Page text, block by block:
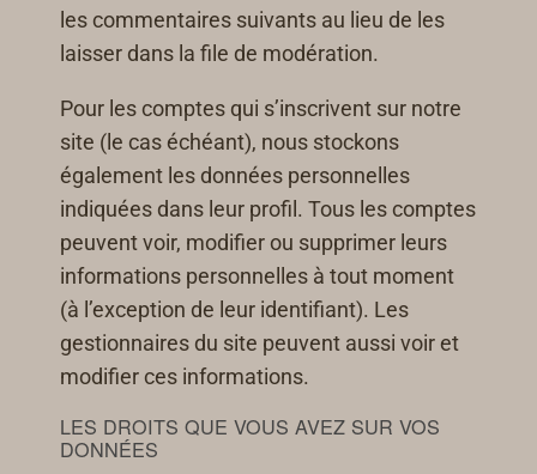
les commentaires suivants au lieu de les
laisser dans la file de modération.
Pour les comptes qui s’inscrivent sur notre
site (le cas échéant), nous stockons
également les données personnelles
indiquées dans leur profil. Tous les comptes
peuvent voir, modifier ou supprimer leurs
informations personnelles à tout moment
(à l’exception de leur identifiant). Les
gestionnaires du site peuvent aussi voir et
modifier ces informations.
LES DROITS QUE VOUS AVEZ SUR VOS
DONNÉES